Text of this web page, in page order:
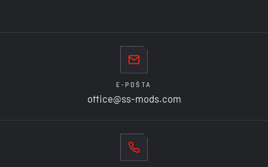
E-POŠTA
office@ss-mods.com